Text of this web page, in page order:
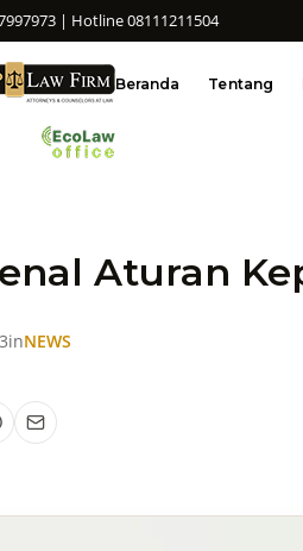
| Hotline 08111211504
Beranda Tentang
Aturan
inNEWS